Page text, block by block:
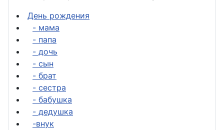
День рождения
- мама
- папа
- дочь
- сын
- брат
- сестра
- бабушка
- дедушка
-внук